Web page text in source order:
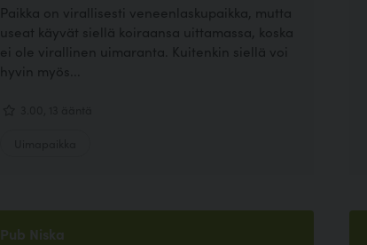
Paikka on virallisesti veneenlaskupaikka, mutta
useat käyvät siellä koiraansa uittamassa, koska
ei ole virallinen uimaranta. Kuitenkin siellä voi
hyvin myös...
Pub Niska